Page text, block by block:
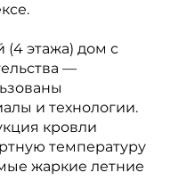
этажа) дом с
—
и технологии.
кровли
температуру
жаркие летние